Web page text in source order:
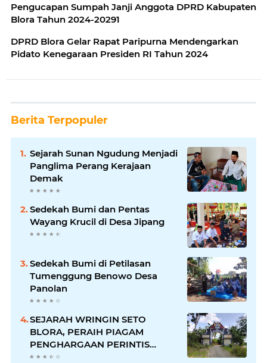
Pengucapan Sumpah Janji Anggota DPRD Kabupaten
Blora Tahun 2024-20291
DPRD Blora Gelar Rapat Paripurna Mendengarkan
Pidato Kenegaraan Presiden RI Tahun 2024
Berita Terpopuler
Sejarah Sunan Ngudung Menjadi
Panglima Perang Kerajaan
Demak
Sedekah Bumi dan Pentas
Wayang Krucil di Desa Jipang
Sedekah Bumi di Petilasan
Tumenggung Benowo Desa
Panolan
SEJARAH WRINGIN SETO
BLORA, PERAIH PIAGAM
PENGHARGAAN PERINTIS
LINGKUNGAN DARI GUBERNUR